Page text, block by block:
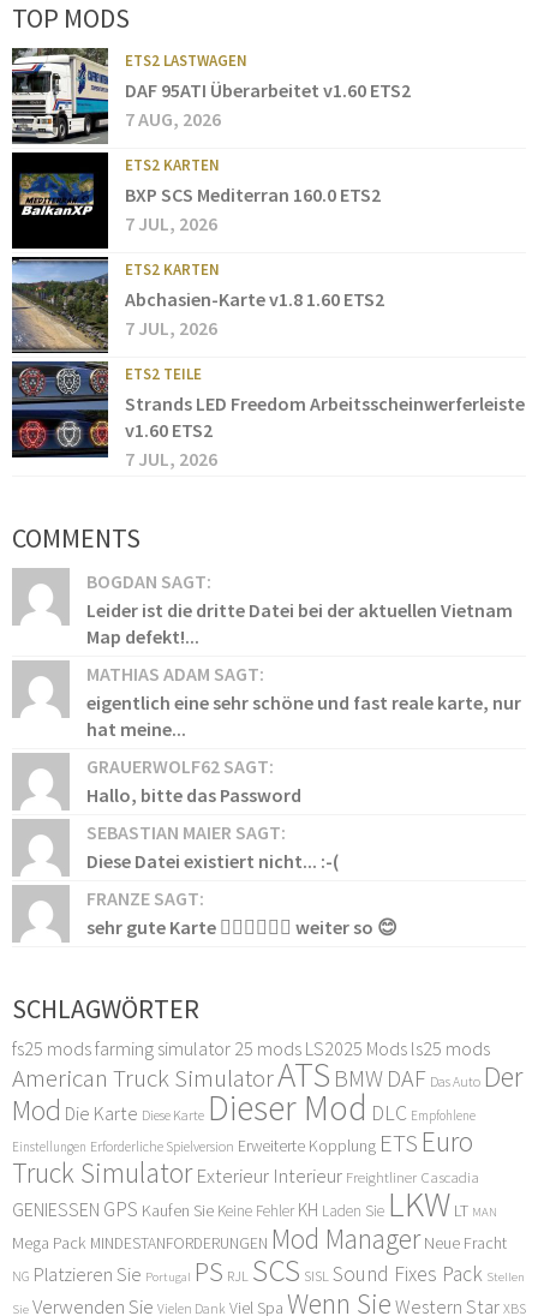
TOP MODS
ETS2 LASTWAGEN
DAF 95ATI Überarbeitet v1.60 ETS2
7 AUG, 2026
ETS2 KARTEN
BXP SCS Mediterran 160.0 ETS2
7 JUL, 2026
ETS2 KARTEN
Abchasien-Karte v1.8 1.60 ETS2
7 JUL, 2026
ETS2 TEILE
Strands LED Freedom Arbeitsscheinwerferleiste
v1.60 ETS2
7 JUL, 2026
COMMENTS
BOGDAN SAGT:
Leider ist die dritte Datei bei der aktuellen Vietnam
Map defekt!...
MATHIAS ADAM SAGT:
eigentlich eine sehr schöne und fast reale karte, nur
hat meine...
GRAUERWOLF62 SAGT:
Hallo, bitte das Password
SEBASTIAN MAIER SAGT:
Diese Datei existiert nicht... :-(
FRANZE SAGT:
sehr gute Karte 👍🏻👍🏻👍🏻 weiter so 😊
SCHLAGWÖRTER
fs25 modsfarming simulator 25 mods LS2025 Mods ls25 mods
American Truck SimulatorATS BMW DAF Das Auto Der
Mod Die Karte Diese Karte Dieser Mod DLC Empfohlene
Einstellungen Erforderliche Spielversion Erweiterte Kopplung ETS Euro
Truck Simulator Exterieur Interieur Freightliner Cascadia
GENIESSEN GPS Kaufen Sie Keine Fehler KH Laden Sie LKW LT MAN
Mega Pack MINDESTANFORDERUNGEN Mod Manager Neue Fracht
NG Platzieren Sie Portugal PS RJL SCS SISLSound Fixes Pack Stellen
Sie Verwenden Sie Vielen Dank Viel Spa Wenn Sie Western Star XBS